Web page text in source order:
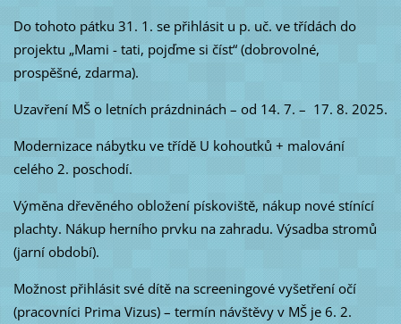
Do tohoto pátku 31. 1. se přihlásit u p. uč. ve třídách do
projektu „Mami - tati, pojďme si číst“ (dobrovolné,
prospěšné, zdarma).
Uzavření MŠ o letních prázdninách – od 14. 7. – 17. 8. 2025.
Modernizace nábytku ve třídě U kohoutků + malování
celého 2. poschodí.
Výměna dřevěného obložení pískoviště, nákup nové stínící
plachty. Nákup herního prvku na zahradu. Výsadba stromů
(jarní období).
Možnost přihlásit své dítě na screeningové vyšetření očí
(pracovníci Prima Vizus) – termín návštěvy v MŠ je 6. 2.